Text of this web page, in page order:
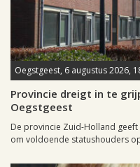
Oegstgeest, 6 augustus 2026,
Provincie dreigt in te
Oegstgeest
De provincie Zuid-Holland
om voldoende statushouders